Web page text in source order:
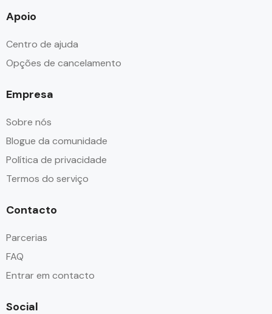
Apoio
Centro de ajuda
Opções de cancelamento
Empresa
Sobre nós
Blogue da comunidade
Política de privacidade
Termos do serviço
Contacto
Parcerias
FAQ
Entrar em contacto
Social